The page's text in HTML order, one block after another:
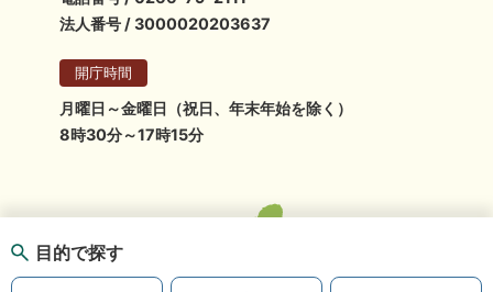
目的で探す
法人番号 / 3000020203637
開庁時間
月曜日～金曜日（祝日、年末年始を除く）
8時30分～17時15分